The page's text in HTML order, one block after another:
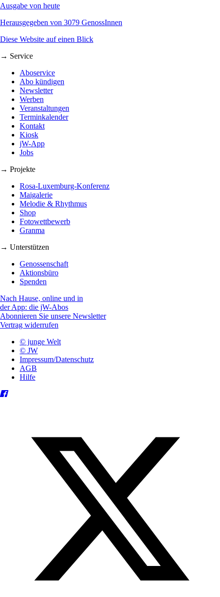
Ausgabe von heute
Herausgegeben von 3079 GenossInnen
Diese Website auf einen Blick
→ Service
Aboservice
Abo kündigen
Newsletter
Werben
Veranstaltungen
Terminkalender
Kontakt
Kiosk
jW-App
Jobs
→ Projekte
Rosa-Luxemburg-Konferenz
Maigalerie
Melodie & Rhythmus
Shop
Fotowettbewerb
Granma
→ Unterstützen
Genossenschaft
Aktionsbüro
Spenden
Nach Hause, online und in
der App: die jW-Abos
Abonnieren Sie unsere Newsletter
Vertrag widerrufen
© junge Welt
© JW
Impressum/Datenschutz
AGB
Hilfe